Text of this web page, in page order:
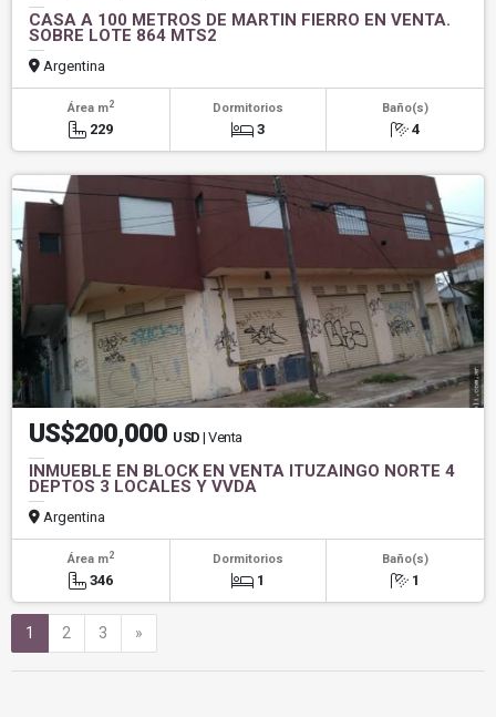
CASA A 100 METROS DE MARTIN FIERRO EN VENTA.
SOBRE LOTE 864 MTS2
Argentina
Área m2
229
Dormitorios
3
Baño(s)
4
US$200,000 USD | Venta
INMUEBLE EN BLOCK EN VENTA ITUZAINGO NORTE 4
DEPTOS 3 LOCALES Y VVDA
Argentina
Área m2
346
Dormitorios
1
Baño(s)
1
1 2 3 »